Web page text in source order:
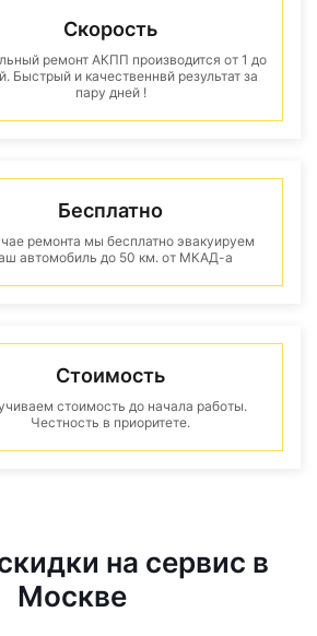
Скорость
ремонт АКПП производится от 1 до
Быстрый и качественнвй результат за
пару дней !
Бесплатно
ремонта мы бесплатно эвакуируем
автомобиль до 50 км. от МКАД-а
Стоимость
стоимость до начала работы.
Честность в приоритете.
на сервис в
Москве